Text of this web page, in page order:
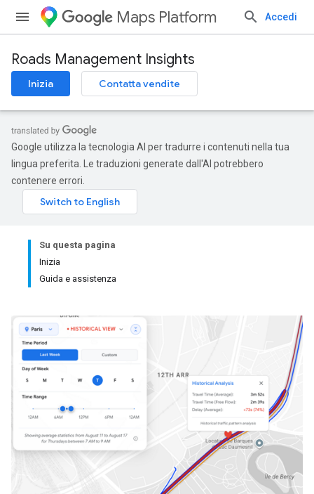
Maps Platform Accedi
Roads Management Insights
Inizia Contatta vendite
Google utilizza la tecnologia AI per tradurre i contenuti nella tua
lingua preferita. Le traduzioni generate dall'AI potrebbero
contenere errori.
Su questa pagina
Inizia
Guida e assistenza